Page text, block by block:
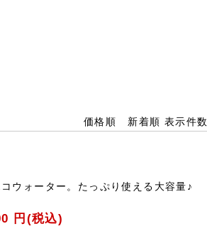
価格順 新着順 表示件数
ウォーター。たっぷり使える大容量♪
円(税込)